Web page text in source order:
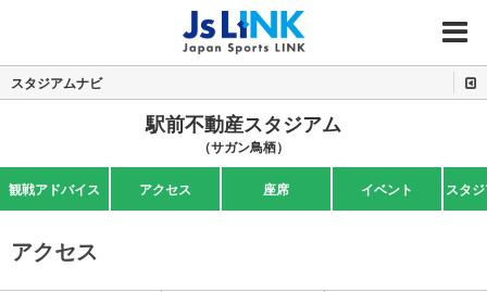
MENU
スタジアムナビ
駅前不動産スタジアム
（サガン鳥栖）
観戦アドバイス アクセス 座席 イベント スタ
アクセス